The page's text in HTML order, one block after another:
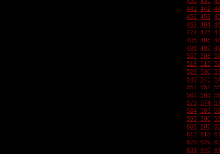
441 442
452 453
463 464
474 475
485 486
496 497
507 508
518 519
529 530
540 541
551 552
562 563
573 574
584 585
595 596
606 607
617 618
628 629
639 640